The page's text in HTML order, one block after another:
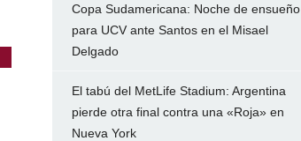
Copa Sudamericana: Noche de ensueño
para UCV ante Santos en el Misael
Delgado
El tabú del MetLife Stadium: Argentina
pierde otra final contra una «Roja» en
Nueva York